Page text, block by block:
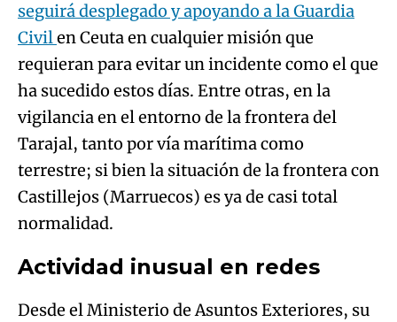
seguirá desplegado y apoyando a la Guardia
Civilen Ceuta en cualquier misión que
requieran para evitar un incidente como el que
ha sucedido estos días. Entre otras, en la
vigilancia en el entorno de la frontera del
Tarajal, tanto por vía marítima como
terrestre; si bien la situación de la frontera con
Castillejos (Marruecos) es ya de casi total
normalidad.
Actividad inusual en redes
Desde el Ministerio de Asuntos Exteriores, su